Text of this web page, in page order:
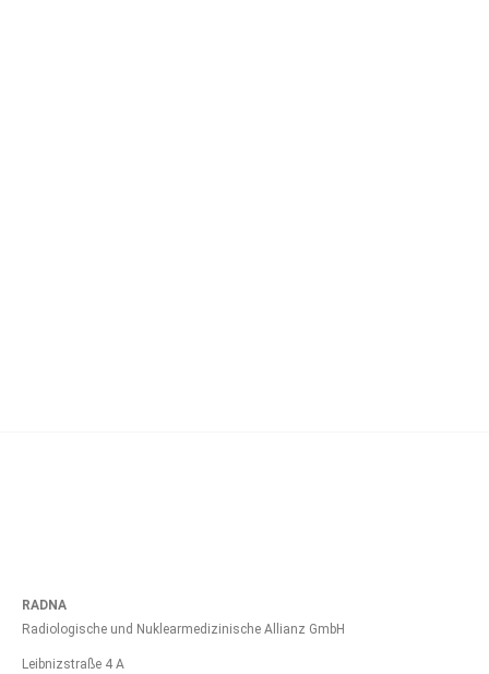
RADNA
Radiologische und Nuklearmedizinische Allianz GmbH
Leibnizstraße 4 A